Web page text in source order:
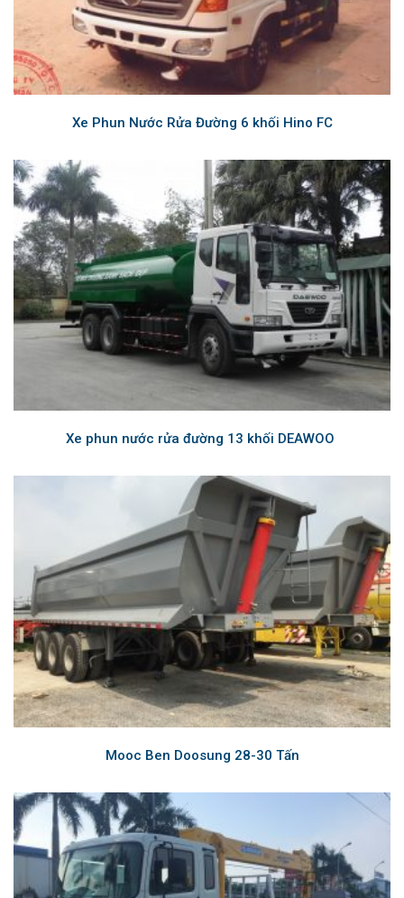
Xe Phun Nước Rửa Đường 6 khối Hino FC
Xe phun nước rửa đường 13 khối DEAWOO
Mooc Ben Doosung 28-30 Tấn